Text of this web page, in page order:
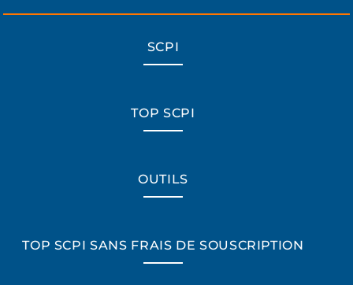
SCPI
TOP SCPI
OUTILS
TOP SCPI SANS FRAIS DE SOUSCRIPTION